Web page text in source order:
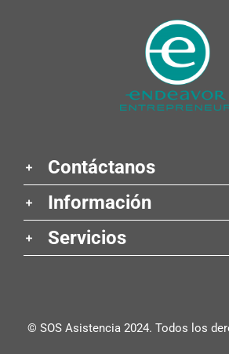
Contáctanos
Información
Servicios
© SOS Asistencia 2024. Todos los